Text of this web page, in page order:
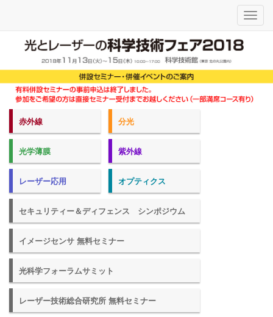
メ
ニ
赤外線 分光
光学薄膜 紫外線
レーザー応用 オプティクス
セキュリティー＆ディフェンス シンポジウム
イメージセンサ 無料セミナー
光科学フォーラムサミット
レーザー技術総合研究所 無料セミナー